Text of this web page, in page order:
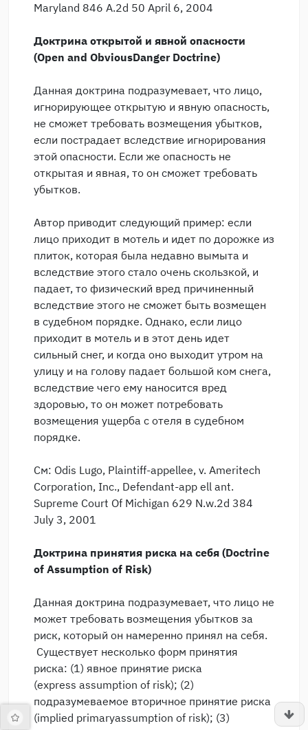
Maryland 846 A.2d 50 April 6, 2004
Доктрина открытой и явной опасности
(Open and ObviousDanger Doctrine)
Данная доктрина подразумевает, что лицо,
игнорирующее открытую и явную опасность,
не сможет требовать возмещения убытков,
если пострадает вследствие игнорирования
этой опасности. Если же опасность не
открытая и явная, то он сможет требовать
убытков.
Автор приводит следующий пример: если
лицо приходит в мотель и идет по дорожке из
плиток, которая была недавно вымыта и
вследствие этого стало очень скользкой, и
падает, то физический вред причиненный
вследствие этого не сможет быть возмещен
в судебном порядке. Однако, если лицо
приходит в мотель и в этот день идет
сильный снег, и когда оно выходит утром на
улицу и на голову падает большой ком снега,
вследствие чего ему наносится вред
здоровью, то он может потребовать
возмещения ущерба с отеля в судебном
порядке.
См: Odis Lugo, Plaintiff-appellee, v. Ameritech
Corporation, Inc., Defendant-app ell ant.
Supreme Court Of Michigan 629 N.w.2d 384
July 3, 2001
Доктрина принятия риска на себя (Doctrine
of Assumption of Risk)
Данная доктрина подразумевает, что лицо не
может требовать возмещения убытков за
риск, который он намеренно принял на себя.
Существует несколько форм принятия
риска: (1) явное принятие риска
(express assumption of risk); (2)
подразумеваемое вторичное принятие риска
(implied primaryassumption of risk); (3)